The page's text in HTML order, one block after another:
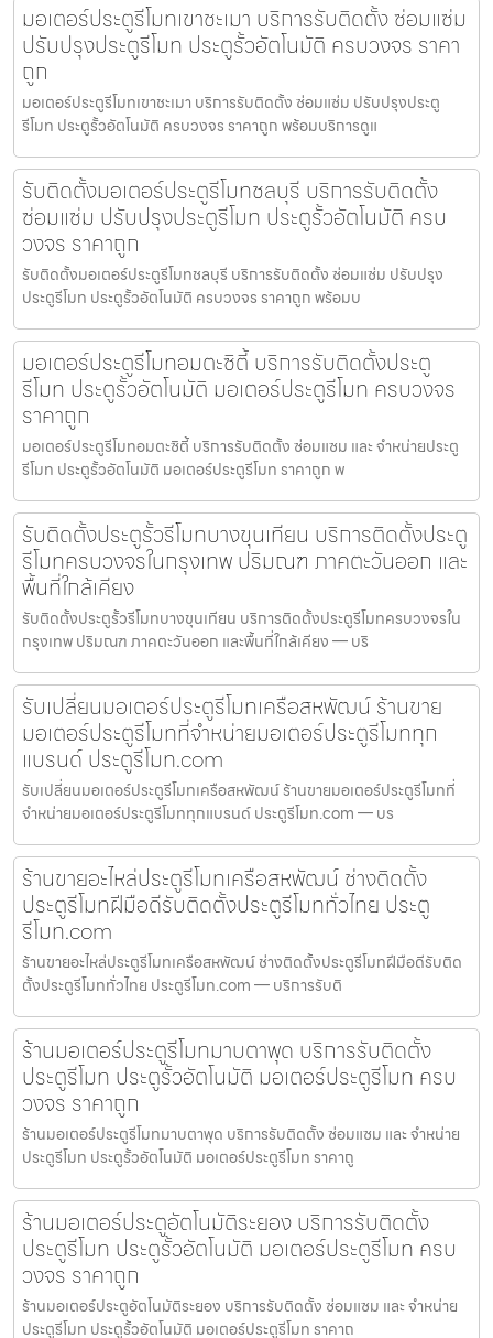
มอเตอร์ประตูรีโมทเขาชะเมา บริการรับติดตั้ง ซ่อมแซ่ม
ปรับปรุงประตูรีโมท ประตูรั้วอัตโนมัติ ครบวงจร ราคา
ถูก
มอเตอร์ประตูรีโมทเขาชะเมา บริการรับติดตั้ง ซ่อมแซ่ม ปรับปรุงประตู
รีโมท ประตูรั้วอัตโนมัติ ครบวงจร ราคาถูก พร้อมบริการดูแ
รับติดตั้งมอเตอร์ประตูรีโมทชลบุรี บริการรับติดตั้ง
ซ่อมแซ่ม ปรับปรุงประตูรีโมท ประตูรั้วอัตโนมัติ ครบ
วงจร ราคาถูก
รับติดตั้งมอเตอร์ประตูรีโมทชลบุรี บริการรับติดตั้ง ซ่อมแซ่ม ปรับปรุง
ประตูรีโมท ประตูรั้วอัตโนมัติ ครบวงจร ราคาถูก พร้อมบ
มอเตอร์ประตูรีโมทอมตะซิตี้ บริการรับติดตั้งประตู
รีโมท ประตูรั้วอัตโนมัติ มอเตอร์ประตูรีโมท ครบวงจร
ราคาถูก
มอเตอร์ประตูรีโมทอมตะซิตี้ บริการรับติดตั้ง ซ่อมแซม และ จำหน่ายประตู
รีโมท ประตูรั้วอัตโนมัติ มอเตอร์ประตูรีโมท ราคาถูก พ
รับติดตั้งประตูรั้วรีโมทบางขุนเทียน บริการติดตั้งประตู
รีโมทครบวงจรในกรุงเทพ ปริมณฑ ภาคตะวันออก และ
พื้นที่ใกล้เคียง
รับติดตั้งประตูรั้วรีโมทบางขุนเทียน บริการติดตั้งประตูรีโมทครบวงจรใน
กรุงเทพ ปริมณฑ ภาคตะวันออก และพื้นที่ใกล้เคียง — บริ
รับเปลี่ยนมอเตอร์ประตูรีโมทเครือสหพัฒน์ ร้านขาย
มอเตอร์ประตูรีโมทที่จำหน่ายมอเตอร์ประตูรีโมททุก
แบรนด์ ประตูรีโมท.com
รับเปลี่ยนมอเตอร์ประตูรีโมทเครือสหพัฒน์ ร้านขายมอเตอร์ประตูรีโมทที่
จำหน่ายมอเตอร์ประตูรีโมททุกแบรนด์ ประตูรีโมท.com — บร
ร้านขายอะไหล่ประตูรีโมทเครือสหพัฒน์ ช่างติดตั้ง
ประตูรีโมทฝีมือดีรับติดตั้งประตูรีโมททั่วไทย ประตู
รีโมท.com
ร้านขายอะไหล่ประตูรีโมทเครือสหพัฒน์ ช่างติดตั้งประตูรีโมทฝีมือดีรับติด
ตั้งประตูรีโมททั่วไทย ประตูรีโมท.com — บริการรับติ
ร้านมอเตอร์ประตูรีโมทมาบตาพุด บริการรับติดตั้ง
ประตูรีโมท ประตูรั้วอัตโนมัติ มอเตอร์ประตูรีโมท ครบ
วงจร ราคาถูก
ร้านมอเตอร์ประตูรีโมทมาบตาพุด บริการรับติดตั้ง ซ่อมแซม และ จำหน่าย
ประตูรีโมท ประตูรั้วอัตโนมัติ มอเตอร์ประตูรีโมท ราคาถู
ร้านมอเตอร์ประตูอัตโนมัติระยอง บริการรับติดตั้ง
ประตูรีโมท ประตูรั้วอัตโนมัติ มอเตอร์ประตูรีโมท ครบ
วงจร ราคาถูก
ร้านมอเตอร์ประตูอัตโนมัติระยอง บริการรับติดตั้ง ซ่อมแซม และ จำหน่าย
ประตูรีโมท ประตูรั้วอัตโนมัติ มอเตอร์ประตูรีโมท ราคาถ